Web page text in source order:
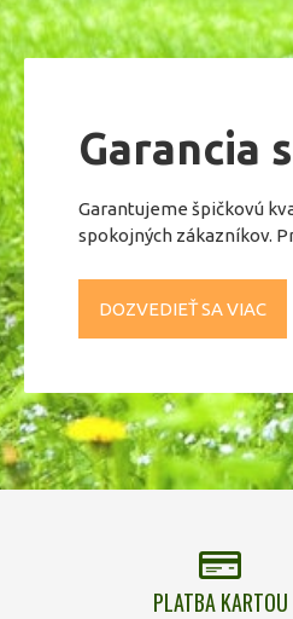
Garancia
Garantujeme špičkovú
spokojných zákazníkov.
DOZVEDIEŤ SA VIAC
PLATBA KARTOU